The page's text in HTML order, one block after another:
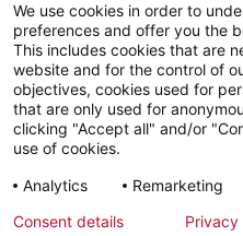
Facebook
We use cookies in order to
preferences and offer you the
This includes cookies that are
website and for the control of
objectives, cookies used for
that are only used for
clicking "Accept all" and/or
use of cookies.
Analytics
Remarketing
Consent details